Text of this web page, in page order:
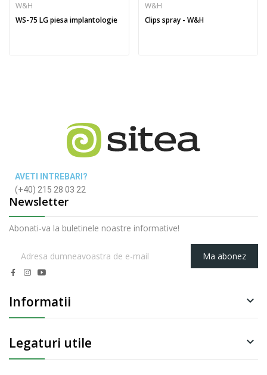
W&H
WS-75 LG piesa implantologie
W&H
Clips spray - W&H
AVETI INTREBARI?
(+40) 215 28 03 22
Newsletter
Abonati-va la buletinele noastre informative!
Ma abonez
Informatii 
Legaturi utile 